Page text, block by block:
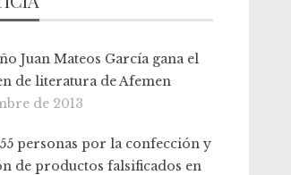
Juan Mateos García gana el
de literatura de Afemen
de 2013
personas por la confección y
de productos falsificados en